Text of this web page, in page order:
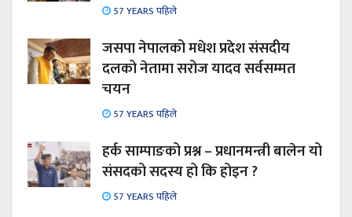
57 YEARS पहिले
जसपा नेपालको मधेश प्रदेश संसदीय
दलको नेतामा सरोज यादव सर्वसम्मत
चयन
57 YEARS पहिले
हर्क साम्पाङको प्रश्न – प्रधानमन्त्री बालेन यो
संसदको सदस्य हो कि होइन ?
57 YEARS पहिले